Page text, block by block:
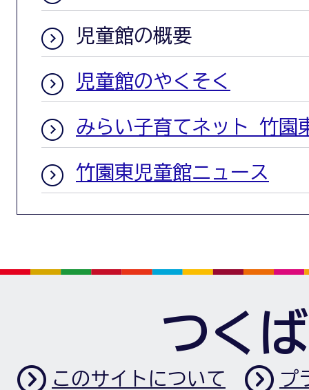
児童館の概要
児童館のやくそく
みらい子育てネット 竹園
竹園東児童館ニュース
つく
このサイトについて プ